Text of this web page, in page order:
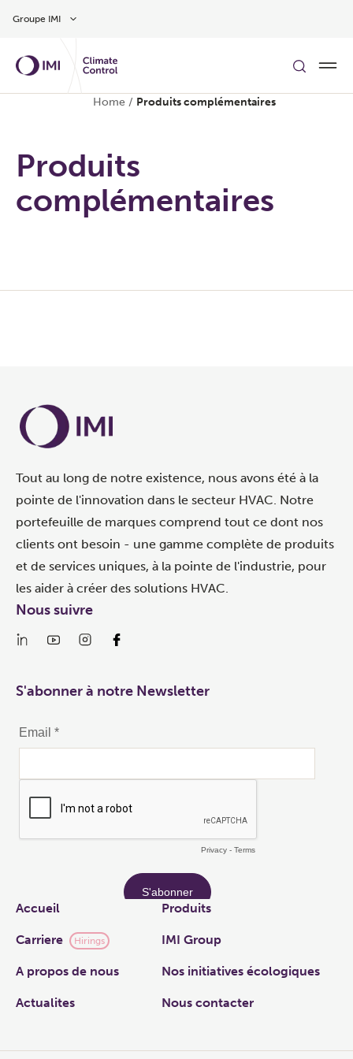
Groupe IMI
Home / Produits complémentaires
Produits
complémentaires
Tout au long de notre existence, nous avons été à la
pointe de l'innovation dans le secteur HVAC. Notre
portefeuille de marques comprend tout ce dont nos
clients ont besoin - une gamme complète de produits
et de services uniques, à la pointe de l'industrie, pour
les aider à créer des solutions HVAC.
Links
Accueil Produits
Carriere Hirings IMI Group
A propos de nous Nos initiatives écologiques
Actualites Nous contacter
Nous suivre
S'abonner à notre Newsletter